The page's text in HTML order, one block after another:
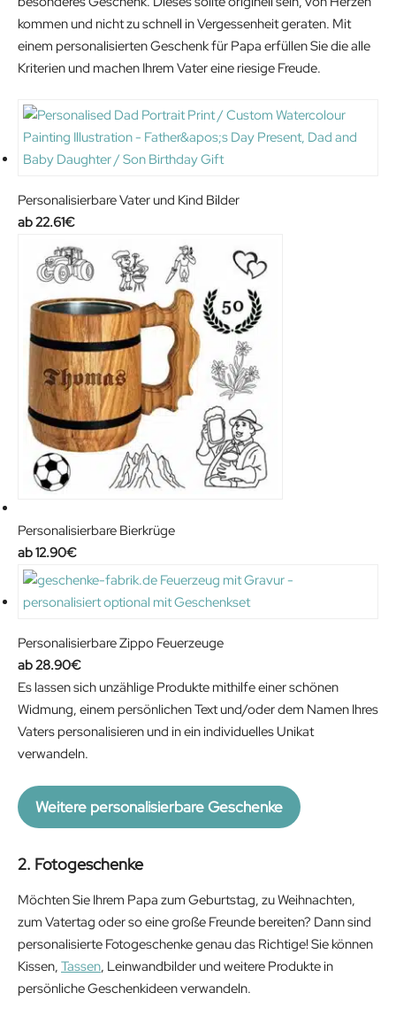
kommen und nicht zu schnell in Vergessenheit geraten. Mit
einem personalisierten Geschenk für Papa erfüllen Sie die alle
Kriterien und machen Ihrem Vater eine riesige Freude.
Personalisierbare Vater und Kind Bilder
22.61€
Personalisierbare Bierkrüge
12.90€
Personalisierbare Zippo Feuerzeuge
28.90€
Es lassen sich unzählige Produkte mithilfe einer schönen
Widmung, einem persönlichen Text und/oder dem Namen Ihres
Vaters personalisieren und in ein individuelles Unikat
verwandeln.
Weitere personalisierbare Geschenke
2. Fotogeschenke
Möchten Sie Ihrem Papa zum Geburtstag, zu Weihnachten,
zum Vatertag oder so eine große Freunde bereiten? Dann sind
personalisierte Fotogeschenke genau das Richtige! Sie können
Kissen, Tassen, Leinwandbilder und weitere Produkte in
persönliche Geschenkideen verwandeln.